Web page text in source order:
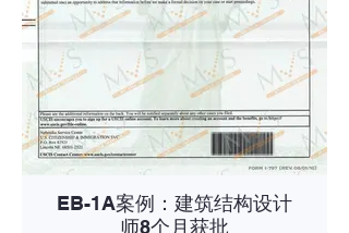
EB-1A案例：建筑结构设计
师8个月获批